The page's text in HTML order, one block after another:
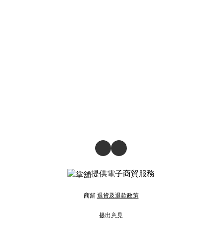
提供電子商貿服務
商舖 退貨及退款政策
提出意見